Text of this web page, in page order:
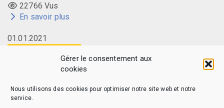
Gérer le consentement aux
cookies
Nous utilisons des cookies pour optimiser notre site web et notre
service.
22766 Vus
En savoir plus
01.01.2021
LA CARTE MEMBRE CAES DU CNRS DISPONIBLE EN LIGNE
En savoir plus